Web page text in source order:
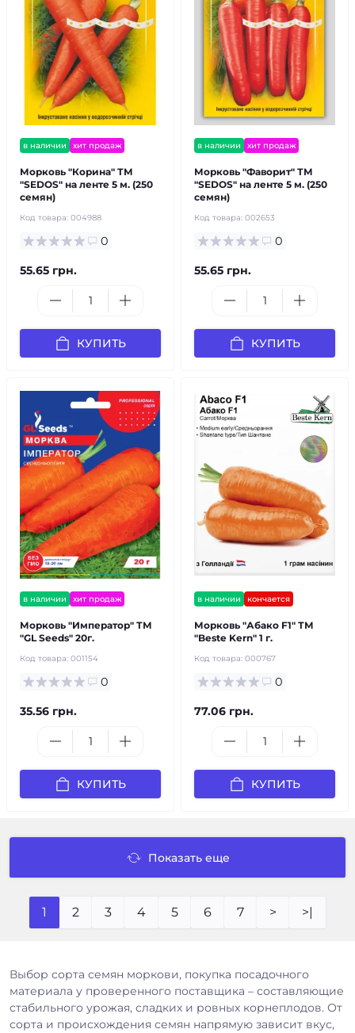
в наличии хит продаж
Морковь "Корина" ТМ
"SEDOS" на ленте 5 м. (250
семян)
Код товара: 004988
0
55.65 грн.
КУПИТЬ
в наличии хит продаж
Морковь "Фаворит" ТМ
"SEDOS" на ленте 5 м. (250
семян)
Код товара: 002653
0
55.65 грн.
КУПИТЬ
в наличии хит продаж
Морковь "Император" ТМ
"GL Seeds" 20г.
Код товара: 001154
0
35.56 грн.
КУПИТЬ
в наличии кончается
Морковь "Абако F1" ТМ
"Bestе Kern" 1 г.
Код товара: 000767
0
77.06 грн.
КУПИТЬ
Показать еще
1 2 3 4 5 6 7 > >|
Выбор сорта семян моркови, покупка посадочного
материала у проверенного поставщика – составляющие
стабильного урожая, сладких и ровных корнеплодов. От
сорта и происхождения семян напрямую зависит вкус,